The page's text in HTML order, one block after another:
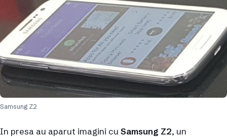
Samsung Z2
In presa au aparut imagini cu Samsung Z2, un